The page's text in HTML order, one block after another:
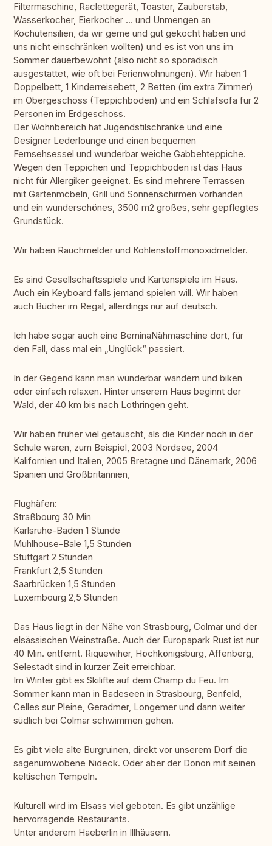
Filtermaschine, Raclettegerät, Toaster, Zauberstab,
Wasserkocher, Eierkocher … und Unmengen an
Kochutensilien, da wir gerne und gut gekocht haben und
uns nicht einschränken wollten) und es ist von uns im
Sommer dauerbewohnt (also nicht so sporadisch
ausgestattet, wie oft bei Ferienwohnungen). Wir haben 1
Doppelbett, 1 Kinderreisebett, 2 Betten (im extra Zimmer)
im Obergeschoss (Teppichboden) und ein Schlafsofa für 2
Personen im Erdgeschoss.
Der Wohnbereich hat Jugendstilschränke und eine
Designer Lederlounge und einen bequemen
Fernsehsessel und wunderbar weiche Gabbehteppiche.
Wegen den Teppichen und Teppichboden ist das Haus
nicht für Allergiker geeignet. Es sind mehrere Terrassen
mit Gartenmöbeln, Grill und Sonnenschirmen vorhanden
und ein wunderschönes, 3500 m2 großes, sehr gepflegtes
Grundstück.
Wir haben Rauchmelder und Kohlenstoffmonoxidmelder.
Es sind Gesellschaftsspiele und Kartenspiele im Haus.
Auch ein Keyboard falls jemand spielen will. Wir haben
auch Bücher im Regal, allerdings nur auf deutsch.
Ich habe sogar auch eine BerninaNähmaschine dort, für
den Fall, dass mal ein „Unglück“ passiert.
In der Gegend kann man wunderbar wandern und biken
oder einfach relaxen. Hinter unserem Haus beginnt der
Wald, der 40 km bis nach Lothringen geht.
Wir haben früher viel getauscht, als die Kinder noch in der
Schule waren, zum Beispiel, 2003 Nordsee, 2004
Kalifornien und Italien, 2005 Bretagne und Dänemark, 2006
Spanien und Großbritannien,
Flughäfen:
Straßbourg 30 Min
Karlsruhe-Baden 1 Stunde
Muhlhouse-Bale 1,5 Stunden
Stuttgart 2 Stunden
Frankfurt 2,5 Stunden
Saarbrücken 1,5 Stunden
Luxembourg 2,5 Stunden
Das Haus liegt in der Nähe von Strasbourg, Colmar und der
elsässischen Weinstraße. Auch der Europapark Rust ist nur
40 Min. entfernt. Riquewiher, Höchkönigsburg, Affenberg,
Selestadt sind in kurzer Zeit erreichbar.
Im Winter gibt es Skilifte auf dem Champ du Feu. Im
Sommer kann man in Badeseen in Strasbourg, Benfeld,
Celles sur Pleine, Geradmer, Longemer und dann weiter
südlich bei Colmar schwimmen gehen.
Es gibt viele alte Burgruinen, direkt vor unserem Dorf die
sagenumwobene Nideck. Oder aber der Donon mit seinen
keltischen Tempeln.
Kulturell wird im Elsass viel geboten. Es gibt unzählige
hervorragende Restaurants.
Unter anderem Haeberlin in Illhäusern.